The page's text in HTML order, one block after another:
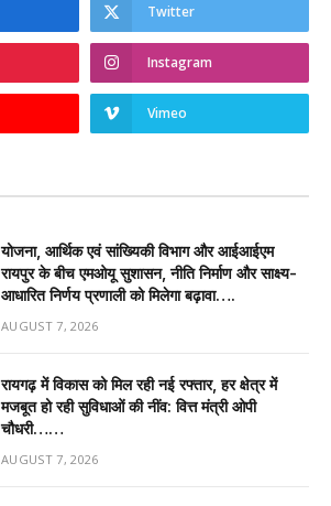
Twitter
Instagram
Vimeo
योजना, आर्थिक एवं सांख्यिकी विभाग और आईआईएम
रायपुर के बीच एमओयू सुशासन, नीति निर्माण और साक्ष्य-
आधारित निर्णय प्रणाली को मिलेगा बढ़ावा….
AUGUST 7, 2026
रायगढ़ में विकास को मिल रही नई रफ्तार, हर क्षेत्र में
मजबूत हो रही सुविधाओं की नींव: वित्त मंत्री ओपी
चौधरी……
AUGUST 7, 2026